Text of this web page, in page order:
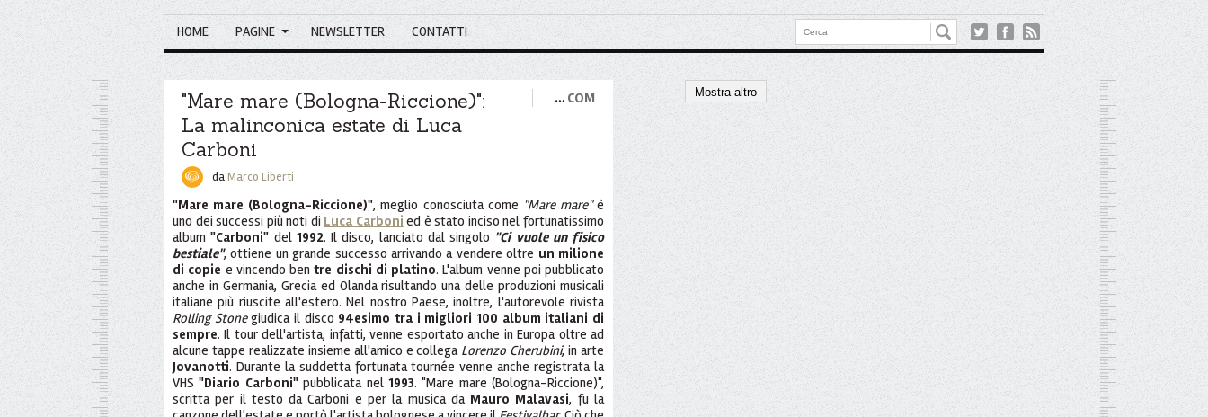
HOME PAGINE NEWSLETTER CONTATTI
"Mare mare (Bologna-Riccione)":
La malinconica estate di Luca
Carboni
… COM
daMarco Liberti
"Mare mare (Bologna-Riccione)", meglio conosciuta come "Mare mare"è
uno dei successi più noti di Luca Carboni ed è stato inciso nel fortunatissimo
album"Carboni" del 1992. Il disco, lanciato dal singolo "Ci vuole un fisico
bestiale", ottiene un grande successo arrivando a vendere oltre un milione
di copie e vincendo bentre dischi di platino. L'album venne poi pubblicato
anche in Germania, Grecia ed Olanda risultando una delle produzioni musicali
italiane più riuscite all'estero. Nel nostro Paese, inoltre, l'autorevole rivista
Rolling Stonegiudica il disco 94esimo tra i migliori 100 album italiani di
sempre. Il tour dell'artista, infatti, venne esportato anche in Europa oltre ad
alcune tappe realizzate insieme all'amico e collega Lorenzo Cherubini, in arte
Jovanotti. Durante la suddetta fortunata tournée venne anche registrata la
VHS"Diario Carboni"pubblicata nel 1993. "Mare mare (Bologna-Riccione)",
scritta per il testo da Carboni e per la musica da Mauro Malavasi, fu la
Mostra altro